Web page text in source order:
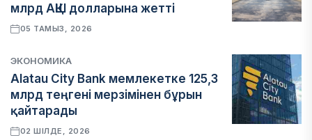
млрд АҚШ долларына жетті
05 ТАМЫЗ, 2026
ЭКОНОМИКА
Alatau City Bank мемлекетке 125,3
млрд теңгені мерзімінен бұрын
қайтарады
02 ШІЛДЕ, 2026